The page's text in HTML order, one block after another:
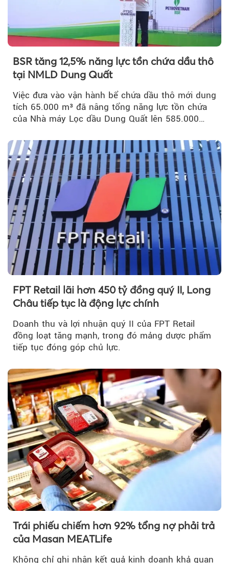
BSR tăng 12,5% năng lực tồn chứa dầu thô
tại NMLD Dung Quất
Việc đưa vào vận hành bể chứa dầu thô mới dung
tích 65.000 m³ đã nâng tổng năng lực tồn chứa
của Nhà máy Lọc dầu Dung Quất lên 585.000
FPT Retail lãi hơn 450 tỷ đồng quý II, Long
Châu tiếp tục là động lực chính
Doanh thu và lợi nhuận quý II của FPT Retail
đồng loạt tăng mạnh, trong đó mảng dược phẩm
tiếp tục đóng góp chủ lực.
Trái phiếu chiếm hơn 92% tổng nợ phải trả
của Masan MEATLife
Không chỉ ghi nhận kết quả kinh doanh khả quan